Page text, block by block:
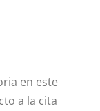
en este
a la cita